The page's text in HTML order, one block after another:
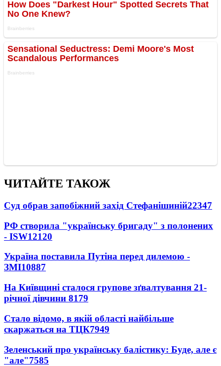
ЧИТАЙТЕ ТАКОЖ
Суд обрав запобіжний захід Стефанішиній22347
РФ створила "українську бригаду" з полонених
- ISW12120
Україна поставила Путіна перед дилемою -
ЗМІ10887
На Київщині сталося групове зґвалтування 21-
річної дівчини 8179
Стало відомо, в якій області найбільше
скаржаться на ТЦК7949
Зеленський про українську балістику: Буде, але є
"але"7585